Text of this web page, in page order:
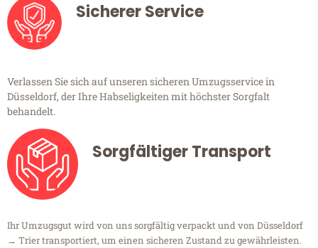
Sicherer Service
Verlassen Sie sich auf unseren sicheren Umzugsservice in
Düsseldorf, der Ihre Habseligkeiten mit höchster Sorgfalt
behandelt.
Sorgfältiger Transport
Ihr Umzugsgut wird von uns sorgfältig verpackt und von Düsseldorf
→ Trier transportiert, um einen sicheren Zustand zu gewährleisten.